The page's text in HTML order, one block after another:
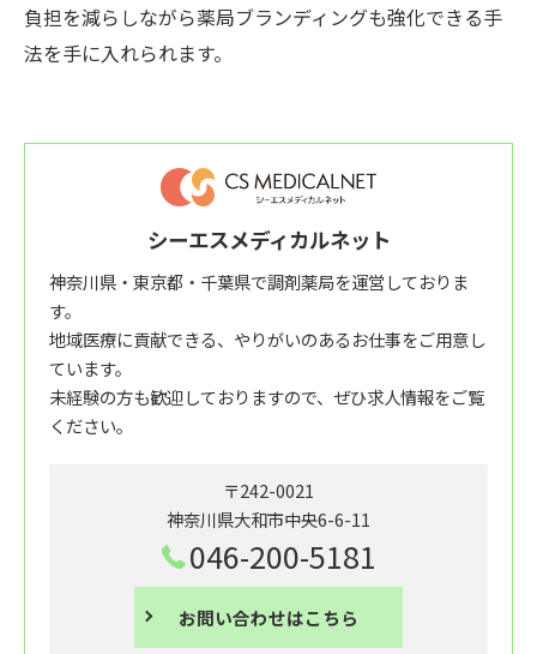
負担を減らしながら薬局ブランディングも強化できる手
法を手に入れられます。
シーエスメディカルネット
神奈川県・東京都・千葉県で調剤薬局を運営しておりま
す。
地域医療に貢献できる、やりがいのあるお仕事をご用意し
ています。
未経験の方も歓迎しておりますので、ぜひ求人情報をご覧
ください。
〒242-0021
神奈川県大和市中央6-6-11
046-200-5181
お問い合わせはこちら